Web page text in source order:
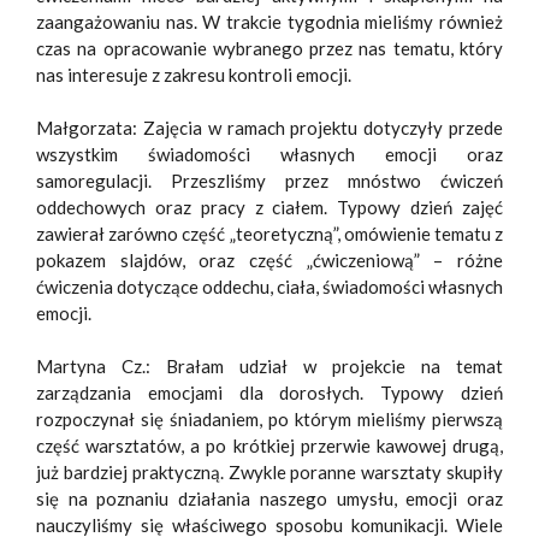
zaangażowaniu nas. W trakcie tygodnia mieliśmy również
czas na opracowanie wybranego przez nas tematu, który
nas interesuje z zakresu kontroli emocji.
Małgorzata: Zajęcia w ramach projektu dotyczyły przede
wszystkim świadomości własnych emocji oraz
samoregulacji. Przeszliśmy przez mnóstwo ćwiczeń
oddechowych oraz pracy z ciałem. Typowy dzień zajęć
zawierał zarówno część „teoretyczną”, omówienie tematu z
pokazem slajdów, oraz część „ćwiczeniową” – różne
ćwiczenia dotyczące oddechu, ciała, świadomości własnych
emocji.
Martyna Cz.: Brałam udział w projekcie na temat
zarządzania emocjami dla dorosłych. Typowy dzień
rozpoczynał się śniadaniem, po którym mieliśmy pierwszą
część warsztatów, a po krótkiej przerwie kawowej drugą,
już bardziej praktyczną. Zwykle poranne warsztaty skupiły
się na poznaniu działania naszego umysłu, emocji oraz
nauczyliśmy się właściwego sposobu komunikacji. Wiele